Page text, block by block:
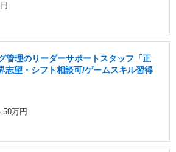
管理のリーダーサポートスタッフ「正
志望・シフト相談可/ゲームスキル習得
50万円